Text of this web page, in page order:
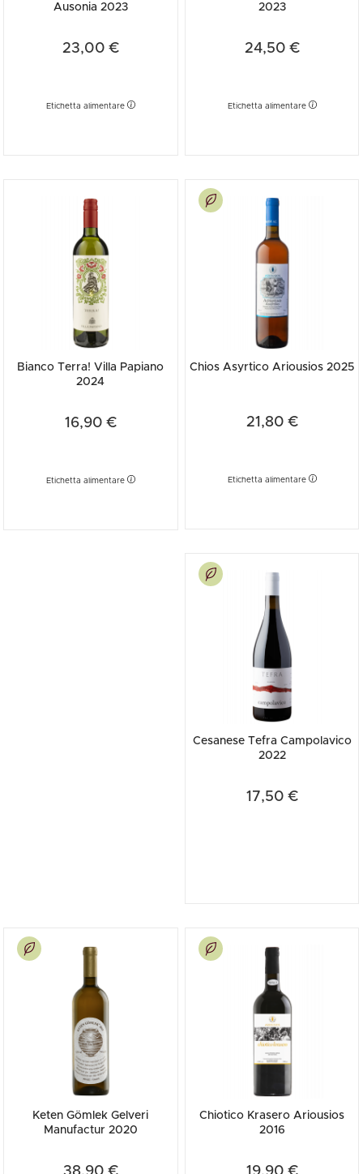
Ausonia 2023
23,00 €
Etichetta alimentare
2023
24,50 €
Etichetta alimentare
Bianco Terra! Villa Papiano
2024
16,90 €
Etichetta alimentare
Chios Asyrtico Ariousios 2025
21,80 €
Etichetta alimentare
Cesanese Tefra Campolavico
2022
17,50 €
Keten Gömlek Gelveri
Manufactur 2020
Chiotico Krasero Ariousios
2016